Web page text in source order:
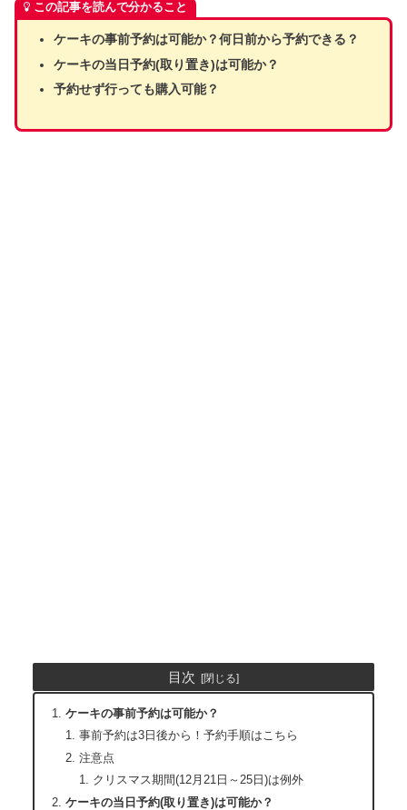
この記事を読んで分かること
ケーキの事前予約は可能か？何日前から予約できる？
ケーキの当日予約(取り置き)は可能か？
予約せず行っても購入可能？
目次
ケーキの事前予約は可能か？
事前予約は3日後から！予約手順はこちら
注意点
クリスマス期間(12月21日～25日)は例外
ケーキの当日予約(取り置き)は可能か？